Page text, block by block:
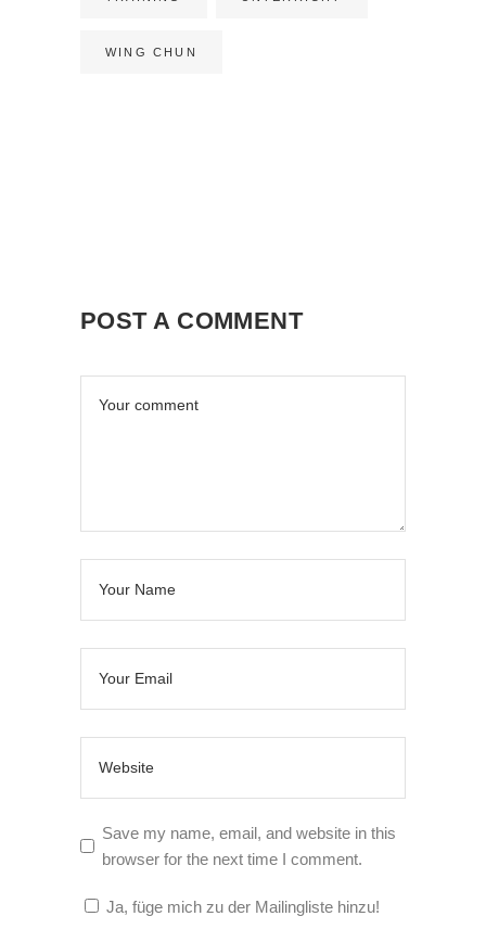
WING CHUN
POST A COMMENT
Save my name, email, and website in this
browser for the next time I comment.
Ja, füge mich zu der Mailingliste hinzu!